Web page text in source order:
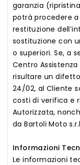
garanzia
potrà procedere
restituzione
sostituzione con
o superiori. Se, a
Centro
risultare un
24/02, al Cliente
costi di verifica e
Autorizzata,
da Bartoli Moto
Informazioni
Le informazioni